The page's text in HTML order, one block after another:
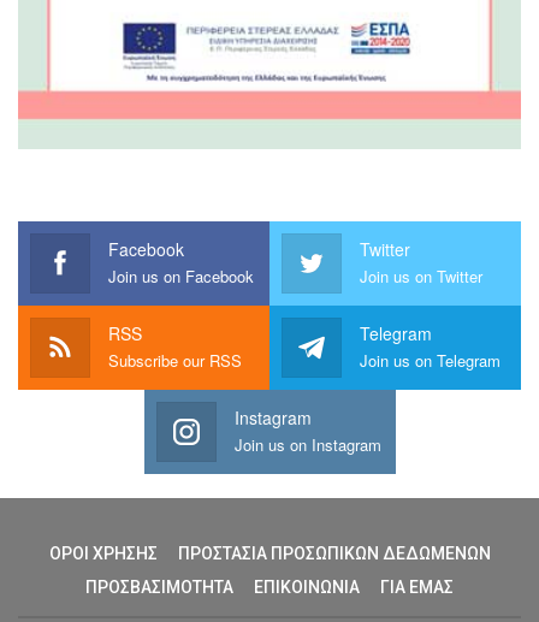
Facebook
Join us on Facebook
Twitter
Join us on Twitter
RSS
Subscribe our RSS
Telegram
Join us on Telegram
Instagram
Join us on Instagram
ΟΡΟΙ ΧΡΗΣΗΣ
ΠΡΟΣΤΑΣΙΑ ΠΡΟΣΩΠΙΚΩΝ ΔΕΔΩΜΕΝΩΝ
ΠΡΟΣΒΑΣΙΜΟΤΗΤΑ
ΕΠΙΚΟΙΝΩΝΙΑ ΓΙΑ ΕΜΑΣ